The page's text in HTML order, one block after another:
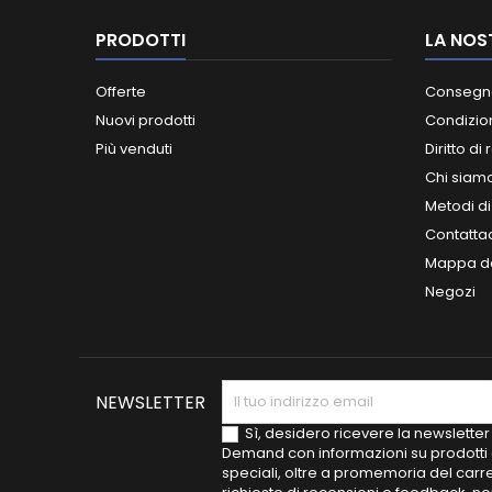
PRODOTTI
Offerte
Nuovi prodotti
Più venduti
LA
Diritto di
Chi
Metodi
Mappa
Negozi
NEWSLETTER
Sì, desidero ricevere la
Demand con informazioni su prodotti
speciali, oltre a promemoria del